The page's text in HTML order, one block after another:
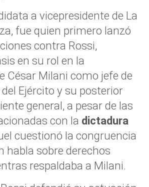
a vicepresidente de La
fue quien primero lanzó
contra Rossi,
en su rol en la
César Milani como jefe de
Ejército y su posterior
general, a pesar de las
con la dictadura
cuestionó la congruencia
habla sobre derechos
respaldaba a Milani.